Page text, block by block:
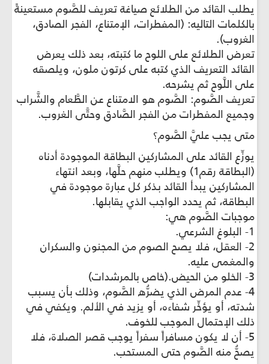
يطلب القائد من الطلائع صياغة تعريف للصَّوم مستعينةً
بالكلمات التاليه: (المفطرات، الإمتناع، الفجر الصادق،
الغروب).
تعرض الطلائع على اللوح ما كتبته، بعد ذلك يعرض
القائد التعريف الذي كتبه على كرتون ملون، ويلصقه
على اللَّوح ثم يشرحه.
تعريف الصَّوم: الصَّوم هو الامتناع عن الطَّعام والشَّراب
وجميع المفطرات من الفجر الصَّادق وحتَّى الغروب.
متى يجب عليَّ الصَّوم؟
يوزِّع القائد على المشاركين البطاقة الموجودة أدناه
(البطاقة رقم1) ويطلب منهم حلَّها، وبعد انتهاء
المشاركين يبدأ القائد بذكر كل عبارة موجودة في
البطاقة، ثم يحدد الواجب الذي يقابلها.
موجبات الصَّوم هي:
1- البلوغ ‏الشرعي.
2- العقل، فلا يصح الصوم من المجنون والسكران
والمغمى عليه.
3- الخلو من الحيض.(خاص بالمرشدات)
4- عدم المرض الذي يضرُّه الصَّوم، وذلك بأن يسبب
شدته، أو يؤخِّر شفاءه، أو يزيد في الألم. ويكفي في
ذلك الإحتمال الموجب للخوف.
5- أن لا يكون مسافراً سفراً يوجب قصر الصلاة، فلا
يصحُّ منه الصَّوم حتى المستحب.